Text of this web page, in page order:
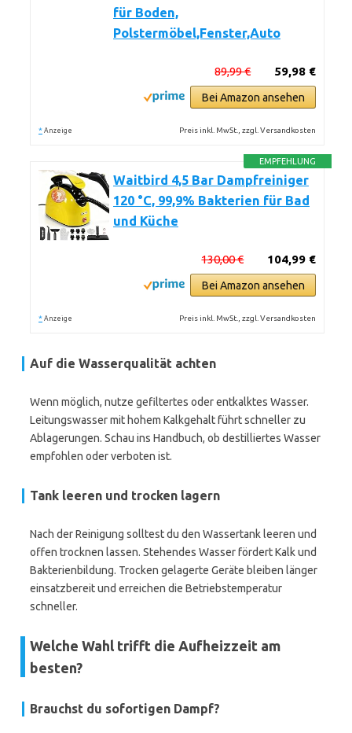
für Boden,
Polstermöbel,Fenster,Auto
59,98 €
89,99 €
Bei Amazon ansehen
* Anzeige Preis inkl. MwSt., zzgl. Versandkosten
EMPFEHLUNG
Waitbird 4,5 Bar Dampfreiniger
120 °C, 99,9% Bakterien für Bad
und Küche
104,99 €
130,00 €
Bei Amazon ansehen
* Anzeige Preis inkl. MwSt., zzgl. Versandkosten
Auf die Wasserqualität achten
Wenn möglich, nutze gefiltertes oder entkalktes Wasser.
Leitungswasser mit hohem Kalkgehalt führt schneller zu
Ablagerungen. Schau ins Handbuch, ob destilliertes Wasser
empfohlen oder verboten ist.
Tank leeren und trocken lagern
Nach der Reinigung solltest du den Wassertank leeren und
offen trocknen lassen. Stehendes Wasser fördert Kalk und
Bakterienbildung. Trocken gelagerte Geräte bleiben länger
einsatzbereit und erreichen die Betriebstemperatur
schneller.
Welche Wahl trifft die Aufheizzeit am
besten?
Brauchst du sofortigen Dampf?